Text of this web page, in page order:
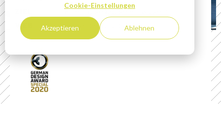
Cookie-Einstellungen
Akzeptieren Ablehnen
WEB
www.ingenia-digital.de